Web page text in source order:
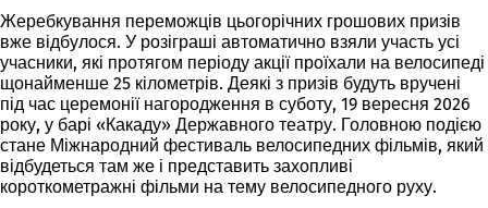
Жеребкування переможців цьогорічних грошових призів
вже відбулося. У розіграші автоматично взяли участь усі
учасники, які протягом періоду акції проїхали на велосипеді
щонайменше 25 кілометрів. Деякі з призів будуть вручені
під час церемонії нагородження в суботу, 19 вересня 2026
року, у барі «Какаду» Державного театру. Головною подією
стане Міжнародний фестиваль велосипедних фільмів, який
відбудеться там же і представить захопливі
короткометражні фільми на тему велосипедного руху.